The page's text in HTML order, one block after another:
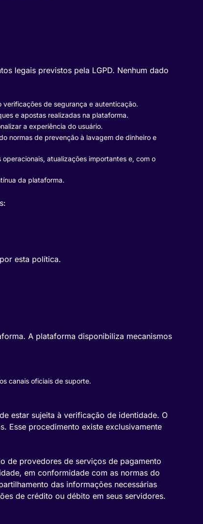
legais previstos pela LGPD. Nenhum dado
de segurança e autenticação.
e apostas realizadas na plataforma.
a experiência do usuário.
normas de prevenção à lavagem de dinheiro e
atualizações importantes e, com o
da plataforma.
esta política.
A plataforma disponibiliza mecanismos
canais oficiais de suporte.
estar sujeita à verificação de identidade. O
Esse procedimento existe exclusivamente
de provedores de serviços de pagamento
em conformidade com as normas do
das informações necessárias
de crédito ou débito em seus servidores.